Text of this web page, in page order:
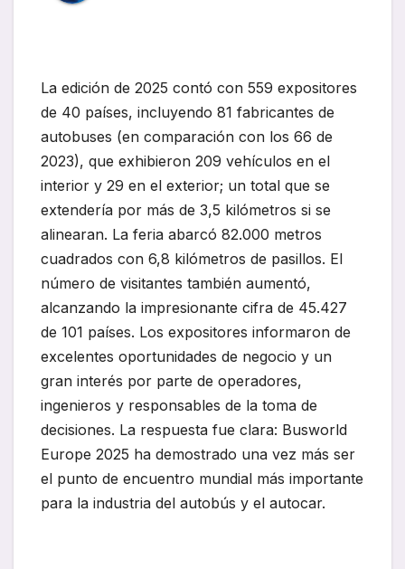
La edición de 2025 contó con 559 expositores
de 40 países, incluyendo 81 fabricantes de
autobuses (en comparación con los 66 de
2023), que exhibieron 209 vehículos en el
interior y 29 en el exterior; un total que se
extendería por más de 3,5 kilómetros si se
alinearan. La feria abarcó 82.000 metros
cuadrados con 6,8 kilómetros de pasillos. El
número de visitantes también aumentó,
alcanzando la impresionante cifra de 45.427
de 101 países. Los expositores informaron de
excelentes oportunidades de negocio y un
gran interés por parte de operadores,
ingenieros y responsables de la toma de
decisiones. La respuesta fue clara: Busworld
Europe 2025 ha demostrado una vez más ser
el punto de encuentro mundial más importante
para la industria del autobús y el autocar.